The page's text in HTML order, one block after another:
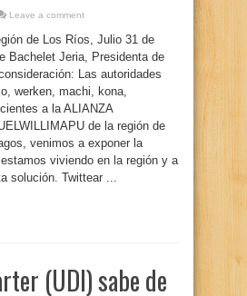
Leave a comment
de Los Ríos, Julio 31 de
Bachelet Jeria, Presidenta de
Las autoridades
werken, machi, kona,
a la ALIANZA
de la región de
venimos a exponer la
viviendo en la región y a
solución. Twittear ...
(UDI) sabe de